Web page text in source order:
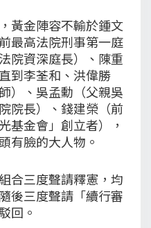
黃金陣容不輸於鍾文
最高法院刑事第一庭
院資深庭長）、陳重
到李荃和、洪偉勝
）、吳孟勳（父親吳
院長）、錢建榮（前
基金會」創立者），
有臉的大人物。
合三度聲請釋憲，均
後三度聲請「續行審
回。